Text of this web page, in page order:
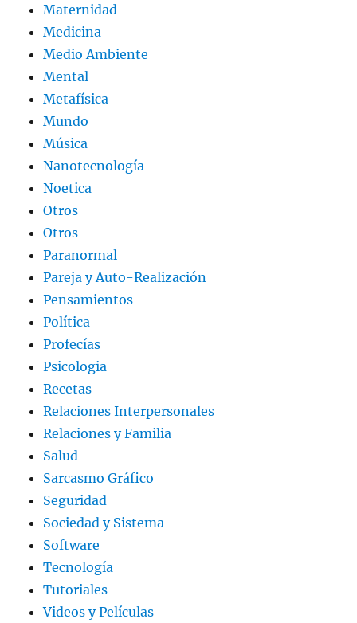
Maternidad
Medicina
Medio Ambiente
Mental
Metafísica
Mundo
Música
Nanotecnología
Noetica
Otros
Otros
Paranormal
Pareja y Auto-Realización
Pensamientos
Política
Profecías
Psicologia
Recetas
Relaciones Interpersonales
Relaciones y Familia
Salud
Sarcasmo Gráfico
Seguridad
Sociedad y Sistema
Software
Tecnología
Tutoriales
Videos y Películas